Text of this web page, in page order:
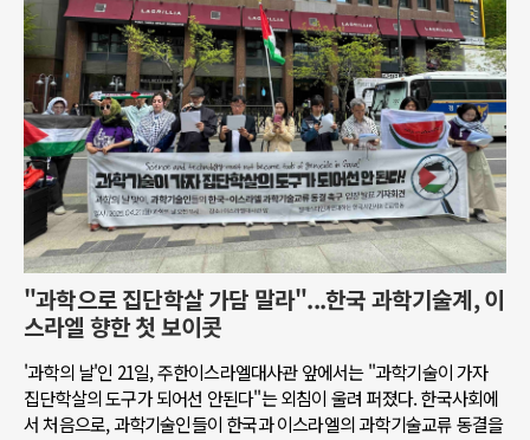
"과학으로 집단학살 가담 말라"...한국 과학기술계, 이
스라엘 향한 첫 보이콧
'과학의 날'인 21일, 주한이스라엘대사관 앞에서는 "과학기술이 가자
집단학살의 도구가 되어선 안된다"는 외침이 울려 퍼졌다. 한국사회에
서 처음으로, 과학기술인들이 한국과 이스라엘의 과학기술교류 동결을